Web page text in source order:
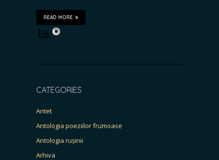
READ MORE
CATEGORIES
Antet
Antologia poeziilor frumoase
Antologia rușinii
Arhiva